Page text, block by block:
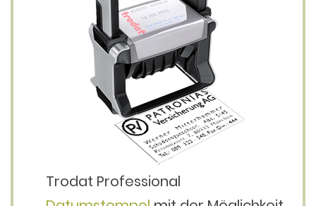
Trodat Professional